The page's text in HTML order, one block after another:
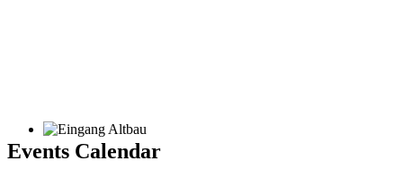
Events Calendar